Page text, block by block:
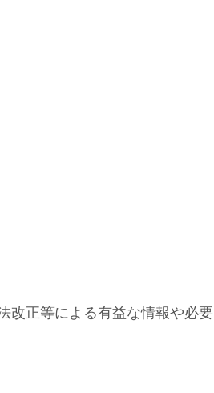
改正等による有益な情報や必要